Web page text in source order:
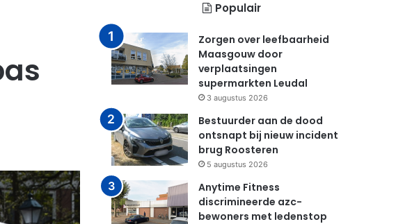
Populair
Zorgen over leefbaarheid
Maasgouw door
verplaatsingen
supermarkten Leudal
3 augustus 2026
Bestuurder aan de dood
ontsnapt bij nieuw incident
brug Roosteren
5 augustus 2026
Anytime Fitness
discrimineerde azc-
bewoners met ledenstop